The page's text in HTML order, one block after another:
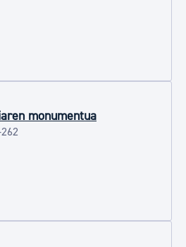
monumentua